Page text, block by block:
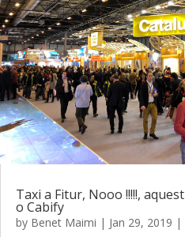
Taxi a Fitur, Nooo !!!!!,
o Cabify
by Benet Maimi | Jan 29, 2019 |